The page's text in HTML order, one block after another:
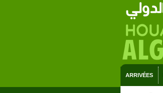
ARRIVÉES